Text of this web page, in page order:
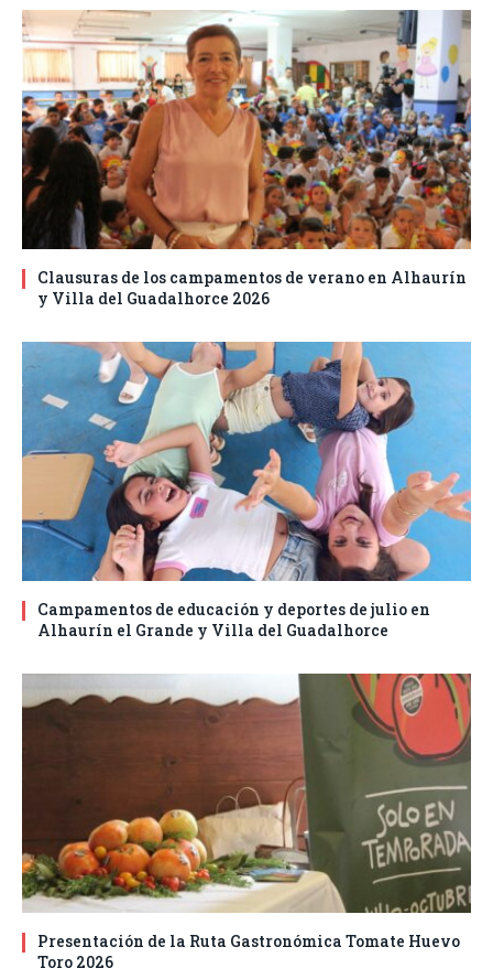
Clausuras de los campamentos de verano en Alhaurín
y Villa del Guadalhorce 2026
Campamentos de educación y deportes de julio en
Alhaurín el Grande y Villa del Guadalhorce
Presentación de la Ruta Gastronómica Tomate Huevo
Toro 2026